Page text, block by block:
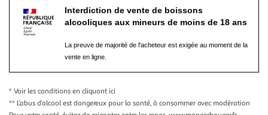
Interdiction de vente de boissons
alcooliques aux mineurs de moins de 18 ans
La preuve de majorité de l'acheteur est exigée au moment de la
vente en ligne.
* Voir les conditions en cliquant ici
** L’abus d’alcool est dangereux pour la santé, à consommer avec modération